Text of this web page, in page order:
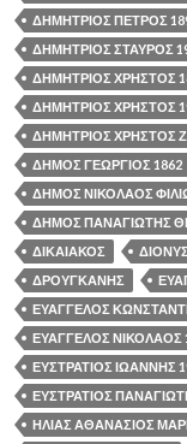
ΔΗΜΗΤΡΙΟΣ ΠΕΤΡΟΣ
ΔΗΜΗΤΡΙΟΣ ΣΤΑΥΡΟΣ
ΔΗΜΗΤΡΙΟΣ ΧΡΗΣΤΟΣ
ΔΗΜΗΤΡΙΟΣ ΧΡΗΣΤΟΣ
ΔΗΜΗΤΡΙΟΣ ΧΡΗΣΤΟΣ
ΔΗΜΟΣ ΓΕΩΡΓΙΟΣ 1862
ΔΗΜΟΣ ΝΙΚΟΛΑΟΣ
ΔΗΜΟΣ ΠΑΝΑΓΙΩΤΗΣ
ΔΙΚΑΙΑΚΟΣ
ΔΡΟΥΓΚΑΝΗΣ
ΕΥΑΓΓΕΛΟΣ
ΕΥΑΓΓΕΛΟΣ ΝΙΚΟΛΑΟΣ
ΕΥΣΤΡΑΤΙΟΣ ΙΩΑΝΝΗΣ
ΕΥΣΤΡΑΤΙΟΣ
ΗΛΙΑΣ ΑΘΑΝΑΣΙΟΣ